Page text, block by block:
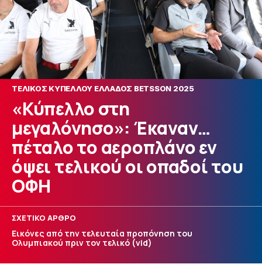
ΤΕΛΙΚΟΣ ΚΥΠΕΛΛΟΥ ΕΛΛΑΔΟΣ BETSSON 2025
«Κύπελλο στη
μεγαλόνησο»: Έκαναν…
πέταλο το αεροπλάνο εν
όψει τελικού οι οπαδοί του
ΟΦΗ
ΣΧΕΤΙΚΟ ΑΡΘΡΟ
Εικόνες από την τελευταία προπόνηση του
Ολυμπιακού πριν τον τελικό (vid)